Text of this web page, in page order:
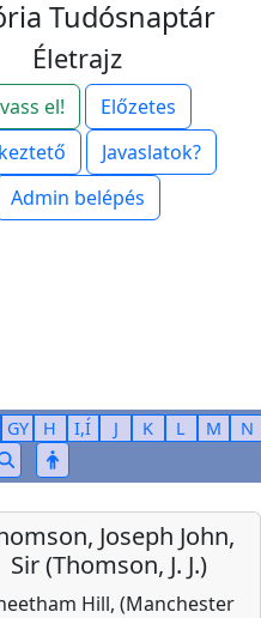
Tudósnaptár
Életrajz
el!
Előzetes
Javaslatok?
Admin belépés
GY H I,Í J K L M
N
Joseph John,
Sir (Thomson, J. J.)
Hill, (Manchester